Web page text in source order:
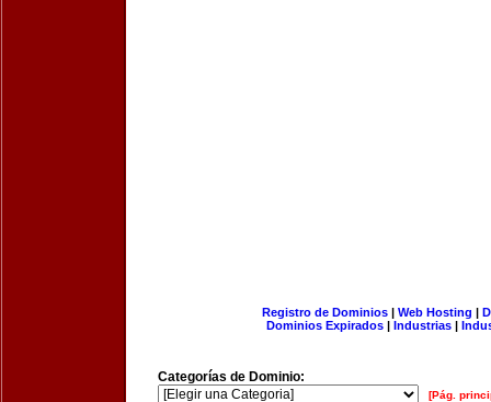
Registro de Dominios| Web Hosting |
Dominios Expirados | Industrias |
Categorías de Dominio:
[Pág.